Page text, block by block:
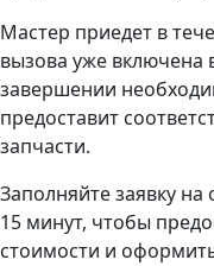
Мастер приедет в
вызова уже
завершении
предоставит
запчасти.
Заполняйте заявку
15 минут, чтобы
стоимости и